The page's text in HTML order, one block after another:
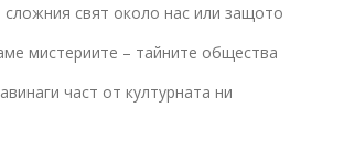
сложния свят около нас или защото
мистериите – тайните общества
част от културната ни